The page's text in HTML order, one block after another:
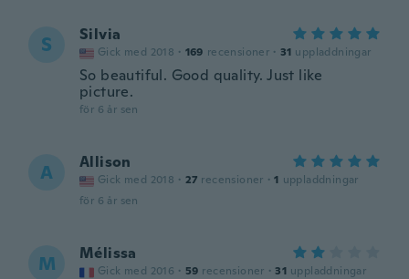
S Silvia
Gick med 2018 · 169 recensioner · 31 uppladdningar
So beautiful. Good quality. Just like
picture.
för 6 år sen
A Allison
Gick med 2018 · 27 recensioner · 1 uppladdningar
för 6 år sen
M Mélissa
Gick med 2016 · 59 recensioner · 31 uppladdningar